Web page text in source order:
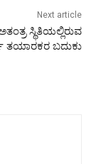
Next article
ಸ್ಥಿತಿಯಲ್ಲಿರುವ
ತಯಾರಕರ ಬದುಕು